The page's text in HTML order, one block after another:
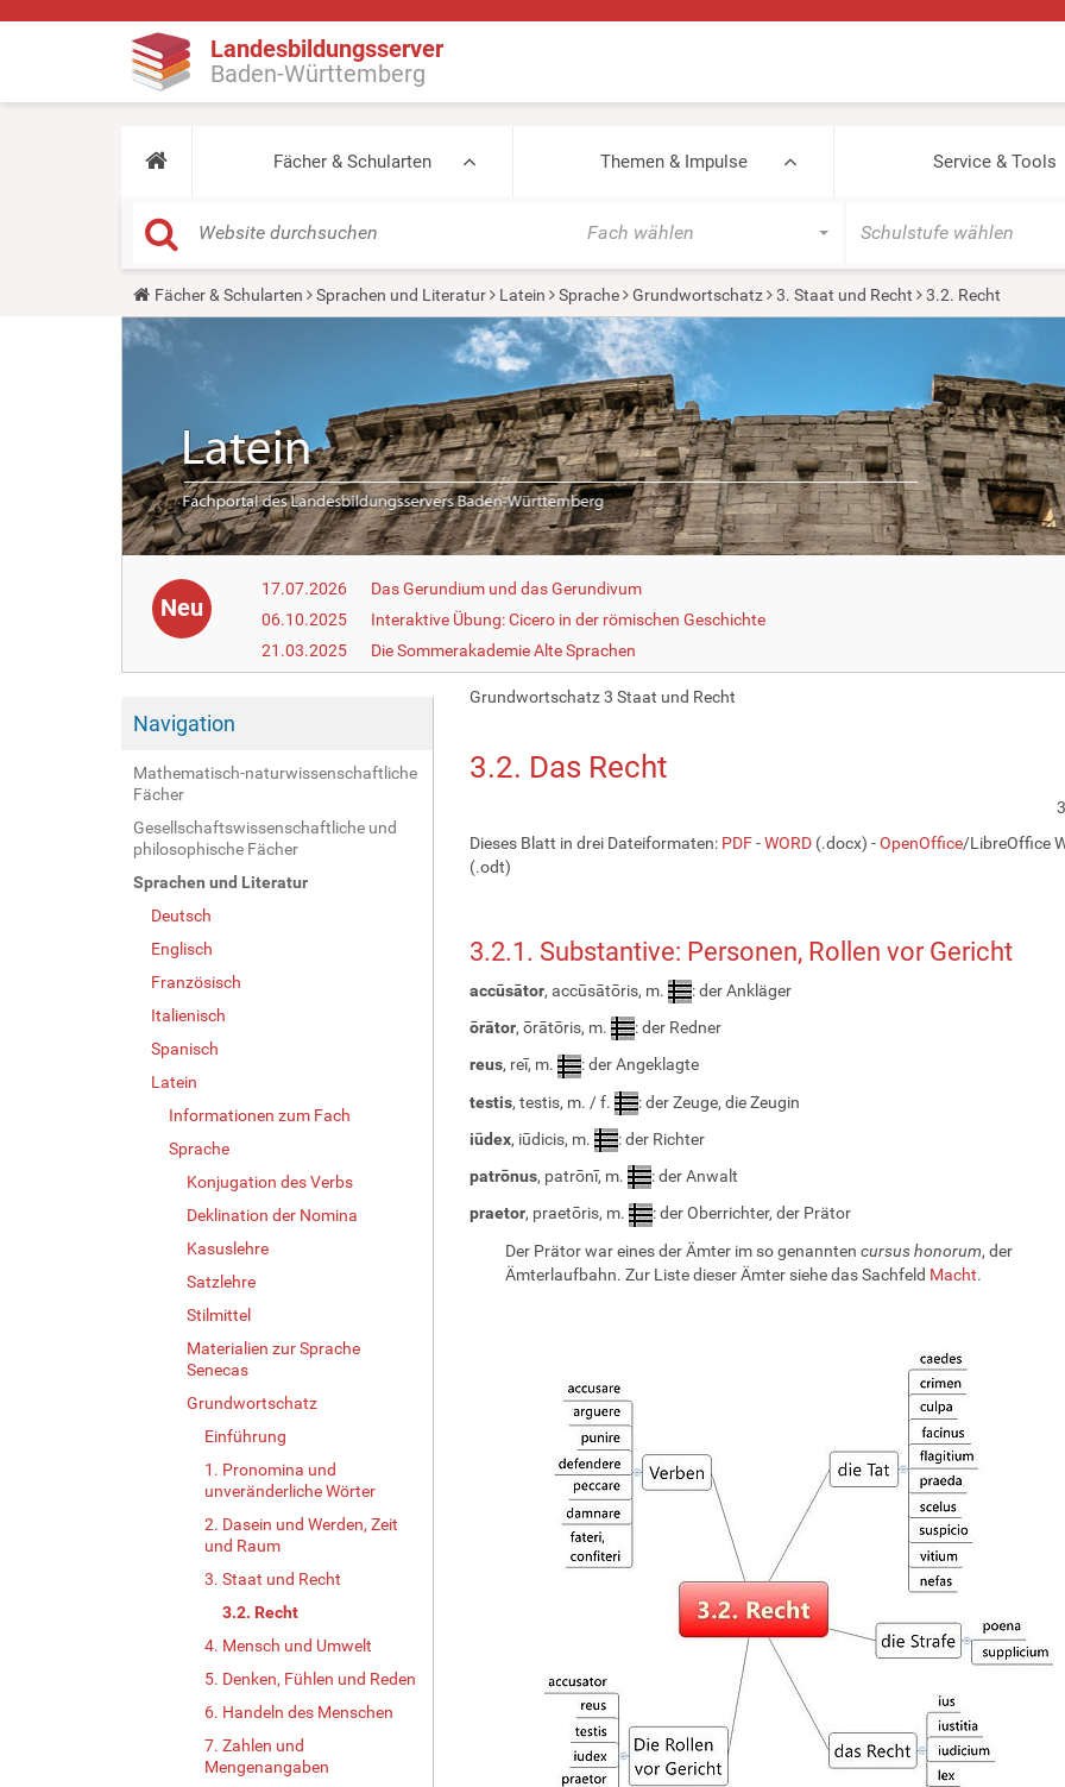
Landesbildungsserver
Baden-Württemberg
Fächer & Schularten Themen & Impulse Service & Tools
Fach wählen Schulstufe wählen
Y
o
u
a
e
:
Fächer & Schularten Sprachen und Literatur Latein Sprache Grundwortschatz 3. Staat und Recht 3.2. Recht
Neu
17.07.2026
Das Gerundium und das Gerundivum
06.10.2025
Interaktive Übung: Cicero in der römischen Geschichte
21.03.2025
Die Sommerakademie Alte Sprachen
Navigation
Mathematisch-naturwissenschaftliche
Fächer
Gesellschaftswissenschaftliche und
philosophische Fächer
Sprachen und Literatur
Deutsch
Englisch
Französisch
Italienisch
Spanisch
Latein
Informationen zum Fach
Sprache
Konjugation des Verbs
Deklination der Nomina
Kasuslehre
Satzlehre
Stilmittel
Materialien zur Sprache
Senecas
Grundwortschatz
Einführung
1. Pronomina und
unveränderliche Wörter
2. Dasein und Werden, Zeit
und Raum
3. Staat und Recht
3.2. Recht
4. Mensch und Umwelt
5. Denken, Fühlen und Reden
6. Handeln des Menschen
7. Zahlen und
Mengenangaben
Grundwortschatz 3 Staat und Recht
3.2. Das Recht
Dieses Blatt in drei Dateiformaten: PDF-WORD(.docx) -OpenOffice/LibreOffice
(.odt)
3.2.1. Substantive: Personen, Rollen vor Gericht
accūsātor, accūsātōris, m.
: der Ankläger
ōrātor, ōrātōris, m.
: der Redner
reus, reī, m.
: der Angeklagte
testis, testis, m. / f.
: der Zeuge, die Zeugin
iūdex, iūdicis, m.
: der Richter
patrōnus, patrōnī, m.
: der Anwalt
praetor, praetōris, m.
: der Oberrichter, der Prätor
Der Prätor war eines der Ämter im so genannten cursus honorum, der
Ämterlaufbahn. Zur Liste dieser Ämter siehe das Sachfeld Macht.